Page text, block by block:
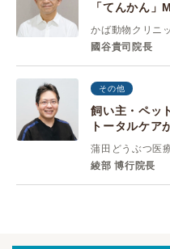
「てんかん
かば動物クリニ
國谷貴司院長
その他
飼い主・ペッ
トータルケア
蒲田どうぶつ医
綾部 博行院長